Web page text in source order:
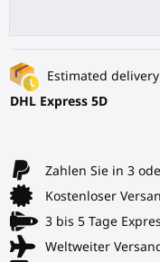
Estimated
DHL Express 5D
Zahlen Sie in 3
Kostenloser
3 bis 5 Tage
Weltweiter